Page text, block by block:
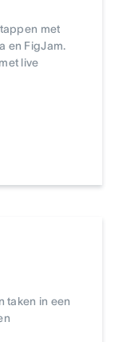
met
en FigJam.
live
taken in een